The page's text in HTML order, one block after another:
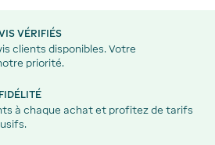
VÉRIFIÉS
clients disponibles. Votre
priorité.
à chaque achat et profitez de tarifs